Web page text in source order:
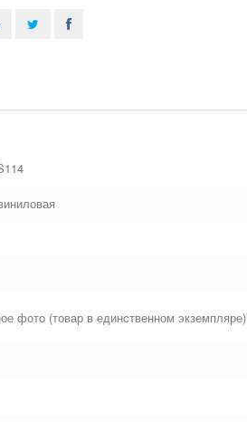
фото (товар в единственном экземпляре)